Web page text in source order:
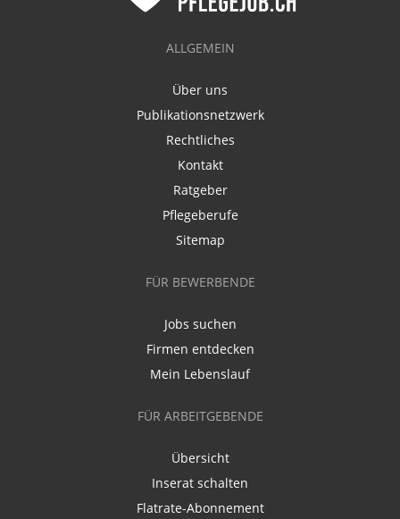
ALLGEMEIN
Über uns
Publikationsnetzwerk
Rechtliches
Kontakt
Ratgeber
Pflegeberufe
Sitemap
FÜR BEWERBENDE
Jobs suchen
Firmen entdecken
Mein Lebenslauf
FÜR ARBEITGEBENDE
Übersicht
Inserat schalten
Flatrate-Abonnement